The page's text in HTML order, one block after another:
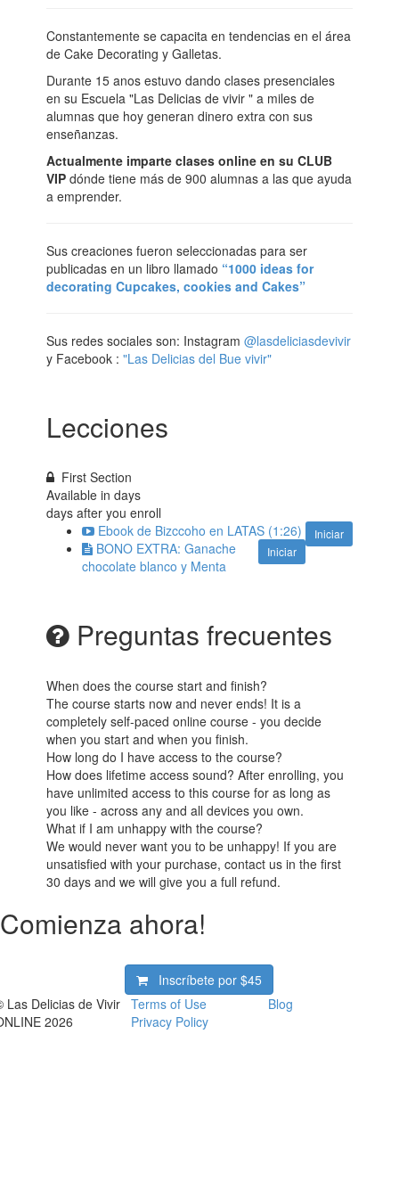
Constantemente se capacita en tendencias en el área
de Cake Decorating y Galletas.
Durante 15 anos estuvo dando clases presenciales
en su Escuela "Las Delicias de vivir " a miles de
alumnas que hoy generan dinero extra con sus
enseñanzas.
Actualmente imparte clases online en su CLUB
VIPdónde tiene más de 900 alumnas a las que ayuda
a emprender.
Sus creaciones fueron seleccionadas para ser
publicadas en un libro llamado “1000 ideas for
decorating Cupcakes, cookies and Cakes”
Sus redes sociales son: Instagram@lasdeliciasdevivir
y Facebook :"Las Delicias del Bue vivir"
Lecciones
First Section
Available indays
days after you enroll
Iniciar
Ebook de Bizccoho en LATAS (1:26)
Iniciar
BONO EXTRA: Ganache
chocolate blanco y Menta
Preguntas frecuentes
When does the course start and finish?
The course starts now and never ends! It is a
completely self-paced online course - you decide
when you start and when you finish.
How long do I have access to the course?
How does lifetime access sound? After enrolling, you
have unlimited access to this course for as long as
you like - across any and all devices you own.
What if I am unhappy with the course?
We would never want you to be unhappy! If you are
unsatisfied with your purchase, contact us in the first
30 days and we will give you a full refund.
Comienza ahora!
Inscríbete por$45
Las Delicias de Vivir
2026
Terms of Use
Privacy Policy
Blog